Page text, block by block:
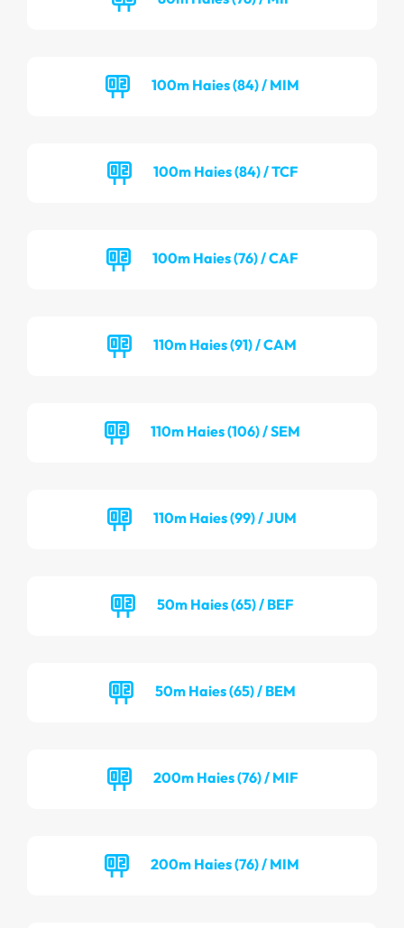
100m Haies (84) / MIM
100m Haies (84) / TCF
100m Haies (76) / CAF
110m Haies (91) / CAM
110m Haies (106) / SEM
110m Haies (99) / JUM
50m Haies (65) / BEF
50m Haies (65) / BEM
200m Haies (76) / MIF
200m Haies (76) / MIM